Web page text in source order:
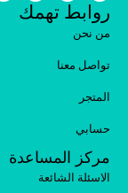
روابط تهمك
من نحن
تواصل معنا
المتجر
حسابي
مركز المساعدة
الاسئلة الشائعة